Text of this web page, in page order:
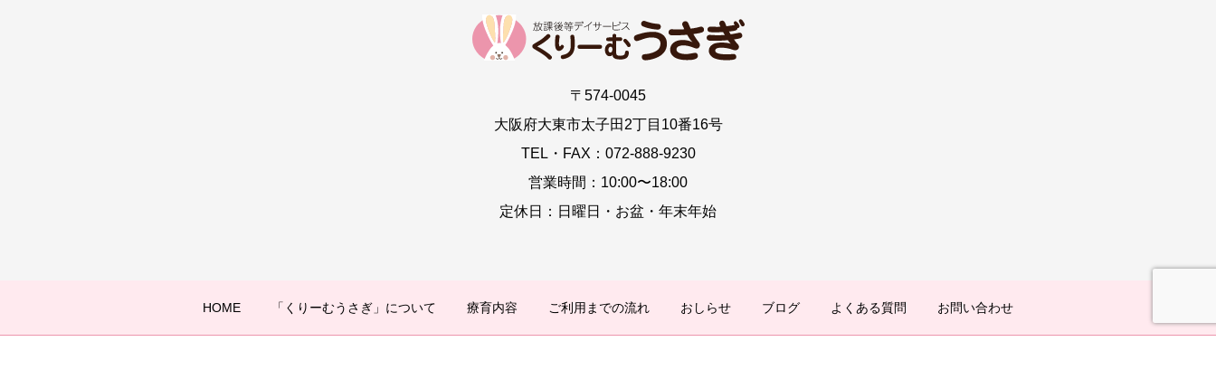
〒574-0045
大阪府大東市太子田2丁目10番16号
TEL・FAX：072-888-9230
営業時間：10:00〜18:00
定休日：日曜日・お盆・年末年始
HOME 「くりーむうさぎ」について 療育内容 ご利用までの流れ おしらせ ブログ よくある質問 お問い合わせ